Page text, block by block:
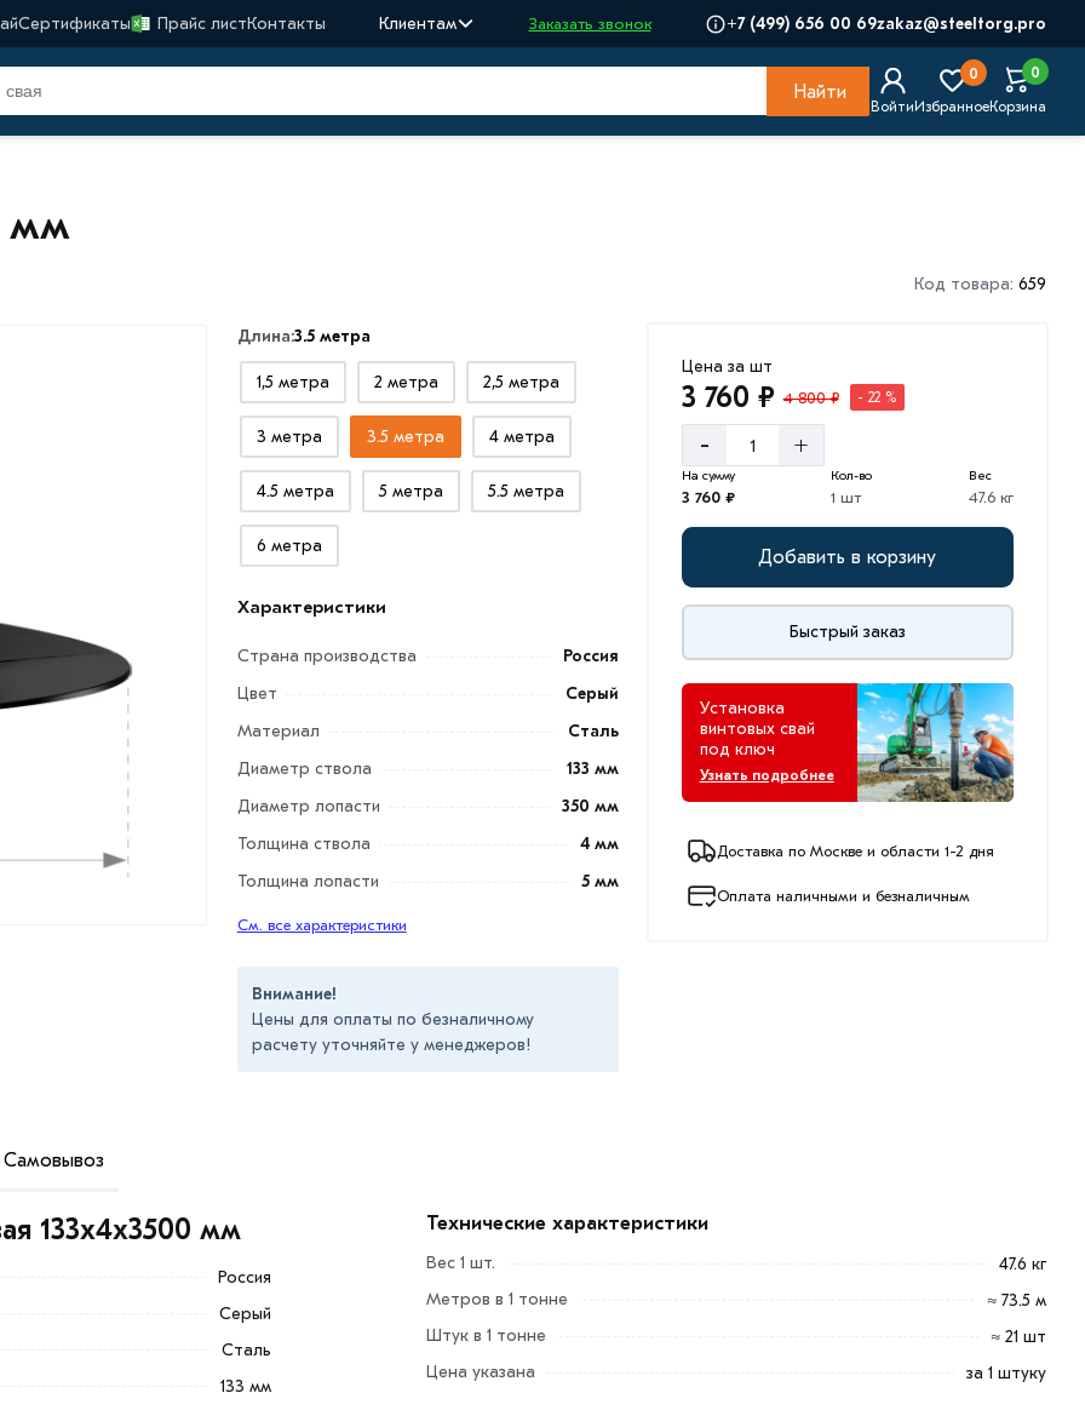
Сертификаты Прайс листКонтакты Клиентам Заказать звонок +7 (499) 656 00 69zakaz@steeltorg.pro
Найти
ВойтиИзбранное
0
Корзина
0
мм
Код товара: 659
Длина:3.5 метра
1,5 метра 2 метра 2,5 метра
3 метра 3.5 метра 4 метра
4.5 метра 5 метра 5.5 метра
6 метра
Характеристики
Страна производства
Россия
Цвет
Серый
Материал
Сталь
Диаметр ствола
133 мм
Диаметр лопасти
350 мм
Толщина ствола
4 мм
Толщина лопасти
5 мм
См. все характеристики
Внимание!
Цены для оплаты по безналичному
расчету уточняйте у менеджеров!
Цена за шт
3 760 ₽ 4 800 ₽ - 22 %
- +
На сумму
3 760 ₽
Кол-во
1 шт
Вес
47.6 кг
Добавить в корзину
Быстрый заказ
Установка
винтовых свай
под ключ
Узнать подробнее
Доставка по Москве и области 1-2 дня
Оплата наличными и безналичным
Самовывоз
использования – фундамент для
133х4х3500 мм
Россия
Серый
Сталь
133 мм
Технические характеристики
Вес 1 шт.
47.6 кг
Метров в 1 тонне
≈ 73.5 м
Штук в 1 тонне
≈ 21 шт
Цена указана
за 1 штуку